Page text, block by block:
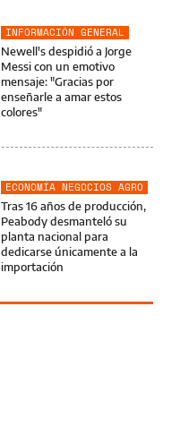
INFORMACIÓN GENERAL
Newell's despidió a Jorge
Messi con un emotivo
mensaje: "Gracias por
enseñarle a amar estos
colores"
ECONOMÍA NEGOCIOS AGRO
Tras 16 años de producción,
Peabody desmanteló su
planta nacional para
dedicarse únicamente a la
importación